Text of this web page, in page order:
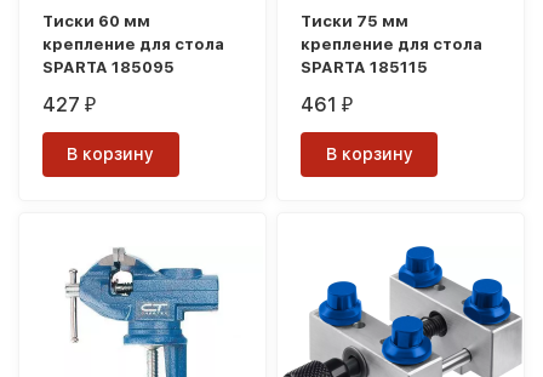
Тиски 60 мм
крепление для стола
SPARTA 185095
427₽
В корзину
Тиски 75 мм
крепление для стола
SPARTA 185115
461₽
В корзину